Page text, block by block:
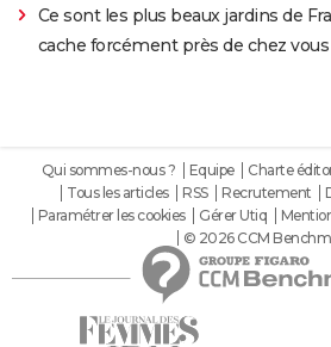
Ce sont les plus beaux jardins de
cache forcément près de chez vous
Qui sommes-nous ? Equipe Charte
Tous les articles
RSS Recrutement
Paramétrer les cookies
Gérer Utiq
© 2026 CCM